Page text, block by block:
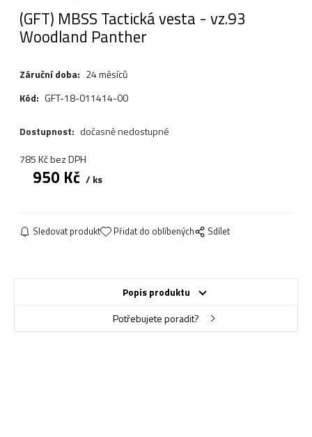
(GFT) MBSS Tactická vesta - vz.93
Woodland Panther
Záruční doba: 24 měsíců
Kód: GFT-18-011414-00
Dostupnost: dočasně nedostupné
785Kčbez DPH
950 Kč ks
Sledovat produkt Přidat do oblíbených Sdílet
Popis produktu
Potřebujete poradit?